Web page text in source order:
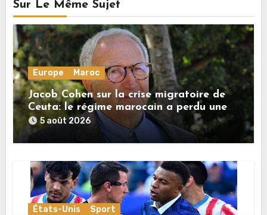
Sur Le Même Sujet
Europe Maroc
Jacob Cohen sur la crise migratoire de
Ceuta: le régime marocain a perdu une
bonne part de sa crédibilité vis-à-vis de
l’Union européenne
5 août 2026
États-Unis Sport